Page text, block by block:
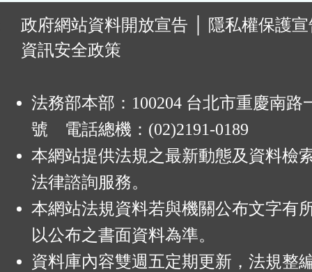
政府網站資料開放宣告
隱私權保護
資訊安全政策
法務部本部：100204 台北市重慶南路
號 電話總機：(02)2191-0189
本網站提供法規之最新動態及資料檢
法律諮詢服務。
本網站法規資料若與機關公布文字有
以公布之書面資料為準。
資料庫內容雙週五定期更新，法規整